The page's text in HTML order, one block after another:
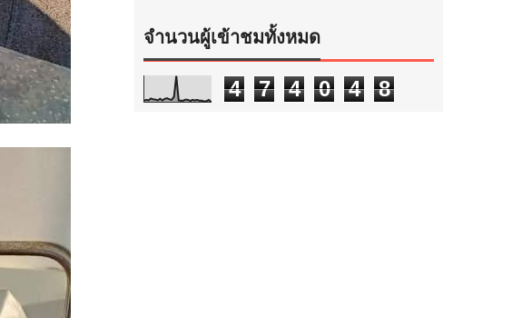
จำนวนผู้เข้าชมทั้งหมด
4 7 4 0 4 8